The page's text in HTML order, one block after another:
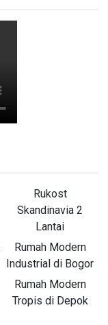
Rukost
Skandinavia 2
Lantai
Rumah Modern
Industrial di Bogor
Rumah Modern
Tropis di Depok